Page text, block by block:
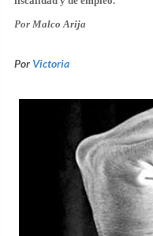
Por Malco Arija
PorVictoria